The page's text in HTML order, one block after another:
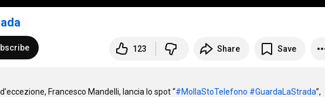
123 Share Save
Francesco Mandelli, lancia lo spot “#MollaStoTelefono #GuardaLaStrada”,